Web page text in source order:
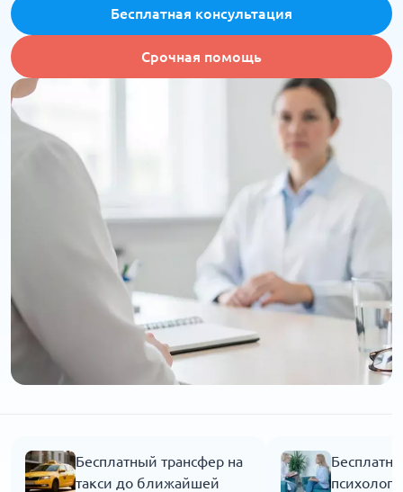
Бесплатная консультация
Срочная помощь
Бесплатный трансфер на
такси до ближайшей
психолога